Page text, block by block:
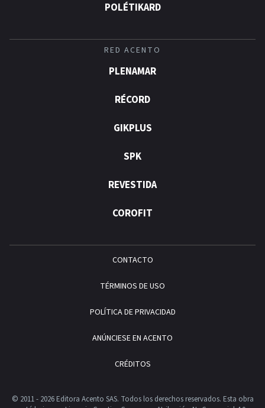
POLÉTIKARD
RED ACENTO
PLENAMAR
RÉCORD
GIKPLUS
SPK
REVESTIDA
COROFIT
CONTACTO
TÉRMINOS DE USO
POLÍTICA DE PRIVACIDAD
ANÚNCIESE EN ACENTO
CRÉDITOS
© 2011 - 2026 Editora Acento SAS. Todos los derechos reservados. Esta obra